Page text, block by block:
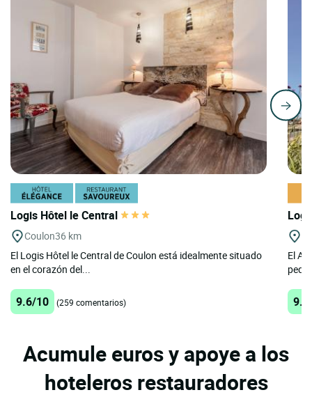
Logis Hôtel le Central
Coulon36 km
El Logis Hôtel le Central de Coulon está idealmente situado
en el corazón del...
9.6/10 (259 comentarios)
El
Acumule euros y apoye a los
hoteleros restauradores